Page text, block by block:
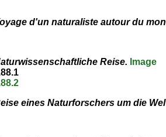
d'un naturaliste autour du
Reise. Image
eines Naturforschers um die